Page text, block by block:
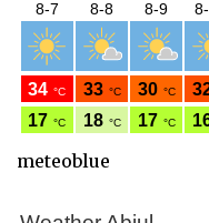
meteoblue